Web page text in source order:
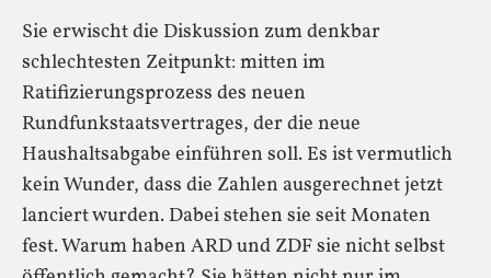
Sie erwischt die Diskussion zum denkbar
schlechtesten Zeitpunkt: mitten im
Ratifizierungsprozess des neuen
Rundfunkstaatsvertrages, der die neue
Haushaltsabgabe einführen soll. Es ist vermutlich
kein Wunder, dass die Zahlen ausgerechnet jetzt
lanciert wurden. Dabei stehen sie seit Monaten
fest. Warum haben ARD und ZDF sie nicht selbst